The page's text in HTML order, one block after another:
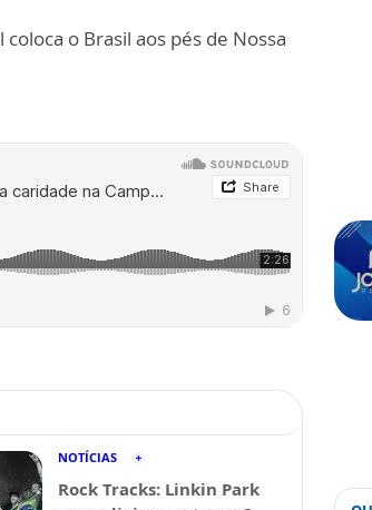
o Brasil aos pés de Nossa
NOTÍCIAS
Rock Tracks: Linkin Park